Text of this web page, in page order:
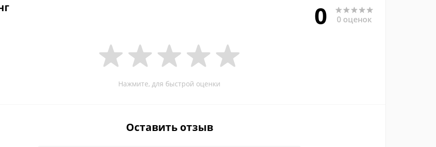
0 0 оценок
Нажмите, для быстрой оценки
Оставить отзыв